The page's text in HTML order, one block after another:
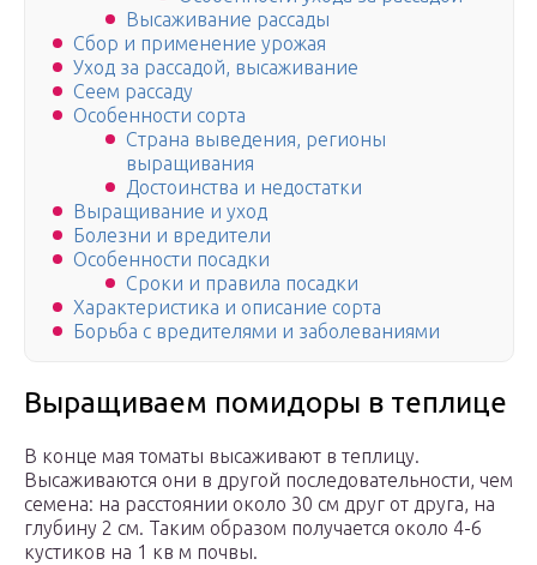
Высаживание рассады
Сбор и применение урожая
Уход за рассадой, высаживание
Сеем рассаду
Особенности сорта
Страна выведения, регионы
выращивания
Достоинства и недостатки
Выращивание и уход
Болезни и вредители
Особенности посадки
Сроки и правила посадки
Характеристика и описание сорта
Борьба с вредителями и заболеваниями
Выращиваем помидоры в теплице
В конце мая томаты высаживают в теплицу.
Высаживаются они в другой последовательности, чем
семена: на расстоянии около 30 см друг от друга, на
глубину 2 см. Таким образом получается около 4-6
кустиков на 1 кв м почвы.